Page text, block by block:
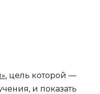
, цель которой —
и показать